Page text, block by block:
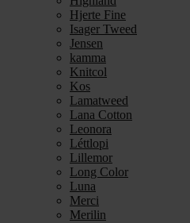
Hjerte Fine
Isager Tweed
Jensen
kamma
Knitcol
Kos
Lamatweed
Lana Cotton
Leonora
Léttlopi
Lillemor
Long Color
Luna
Merci
Merilin